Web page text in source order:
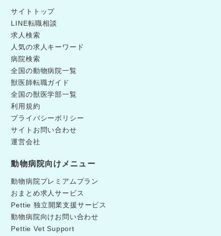
サイトトップ
LINE転職相談
求人検索
人気の求人キーワード
病院検索
全国の動物病院一覧
獣医師転職ガイド
全国の獣医学部一覧
利用規約
プライバシーポリシー
サイトお問い合わせ
運営会社
動物病院向けメニュー
動物病院プレミアムプラン
おまとめ求人サービス
Pettie 独立開業支援サービス
動物病院向けお問い合わせ
Pettie Vet Support